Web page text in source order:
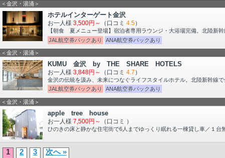
＜金沢・湯涌＞
ホテルインターゲート金沢
お一人様 3,500円～ （口コミ 4.5）
【朝食 夏メニュー登場】宿泊者専用ラウンジ・大浴場完備。北陸新
JAL航空券パックあり
ANA航空券パックあり
＜金沢・湯涌＞
KUMU 金沢 by THE SHARE HOTELS
お一人様 3,848円～ （口コミ 4.7 ）
金沢の伝統を汲み、未来につなぐライフスタイルホテル。北陸新幹線
JAL航空券パックあり
ANA航空券パックあり
＜金沢・湯涌＞
apple tree house
お一人様 7,500円～ （口コミ ）
ひのきの床と静かな住宅街で6人までゆっくり眠れる一棟貸し車／１台
1 2 3 次へ »